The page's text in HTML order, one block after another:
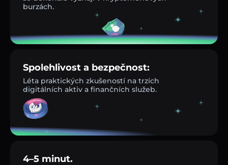
burzách.
Spolehlivost a bezpečnost:
Léta praktických zkušeností na trzích
digitálních aktiv a finančních služeb.
4–5 minut.